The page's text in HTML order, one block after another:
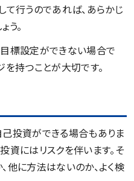
て行うのであれば、あらかじ
う。
標設定ができない場合で
持つことが大切です。
投資ができる場合もありま
資にはリスクを伴います。そ
他に方法はないのか、よく検